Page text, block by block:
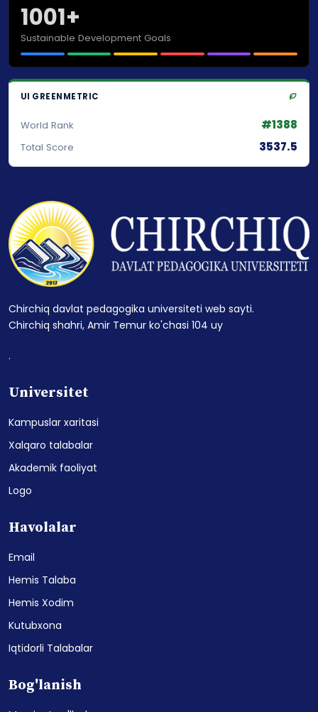
1001+
Sustainable Development Goals
UI GREENMETRIC
World Rank #1388
Total Score 3537.5
Chirchiq davlat pedagogika universiteti web sayti.
Chirchiq shahri, Amir Temur ko'chasi 104 uy
.
Universitet
Kampuslar xaritasi
Xalqaro talabalar
Akademik faoliyat
Logo
Havolalar
Email
Hemis Talaba
Hemis Xodim
Kutubxona
Iqtidorli Talabalar
Bog'lanish